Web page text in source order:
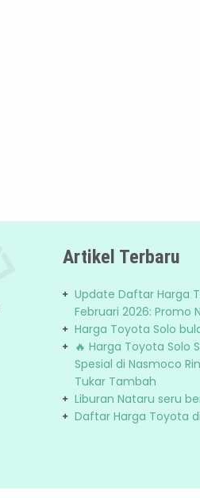
Artikel Terbaru
Update Daftar Harga
Februari 2026: Promo
Harga Toyota Solo
🔥 Harga Toyota Solo
Spesial di Nasmoco
Tukar Tambah
Liburan Nataru seru
Daftar Harga Toyota